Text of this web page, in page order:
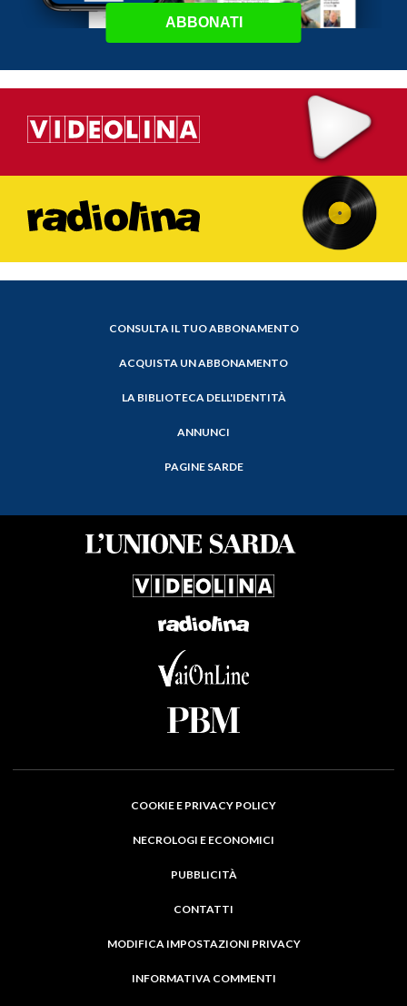
ABBONATI
CONSULTA IL TUO ABBONAMENTO
ACQUISTA UN ABBONAMENTO
LA BIBLIOTECA DELL'IDENTITÀ
ANNUNCI
PAGINE SARDE
COOKIE E PRIVACY POLICY
NECROLOGI E ECONOMICI
PUBBLICITÀ
CONTATTI
MODIFICA IMPOSTAZIONI PRIVACY
INFORMATIVA COMMENTI